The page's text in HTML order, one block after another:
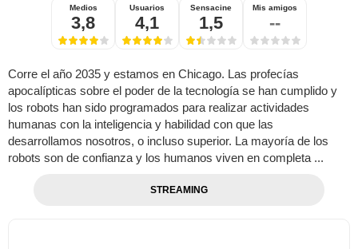
Medios
3,8
Usuarios
4,1
Sensacine
1,5
Mis amigos
--
Corre el año 2035 y estamos en Chicago. Las profecías
apocalípticas sobre el poder de la tecnología se han cumplido y
los robots han sido programados para realizar actividades
humanas con la inteligencia y habilidad con que las
desarrollamos nosotros, o incluso superior. La mayoría de los
robots son de confianza y los humanos viven en completa ...
STREAMING